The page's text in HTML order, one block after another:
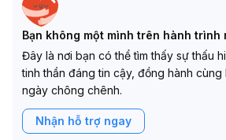
Bạn không một mình trên hành trình
Đây là nơi bạn có thể tìm thấy sự thấu
tinh thần đáng tin cậy, đồng hành
ngày chông chênh.
Nhận hỗ trợ ngay